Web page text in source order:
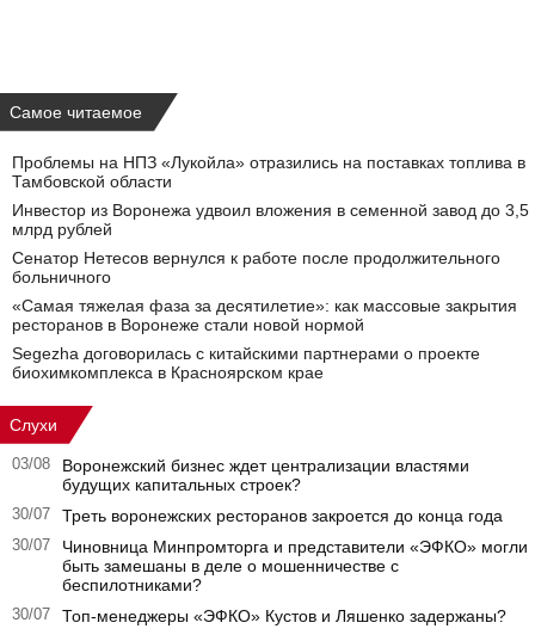
Самое читаемое
Проблемы на НПЗ «Лукойла» отразились на поставках топлива в
Тамбовской области
Инвестор из Воронежа удвоил вложения в семенной завод до 3,5
млрд рублей
Сенатор Нетесов вернулся к работе после продолжительного
больничного
«Самая тяжелая фаза за десятилетие»: как массовые закрытия
ресторанов в Воронеже стали новой нормой
Segezha договорилась с китайскими партнерами о проекте
биохимкомплекса в Красноярском крае
Слухи
03/08
Воронежский бизнес ждет централизации властями
будущих капитальных строек?
30/07 Треть воронежских ресторанов закроется до конца года
30/07
Чиновница Минпромторга и представители «ЭФКО» могли
быть замешаны в деле о мошенничестве с
беспилотниками?
30/07 Топ-менеджеры «ЭФКО» Кустов и Ляшенко задержаны?